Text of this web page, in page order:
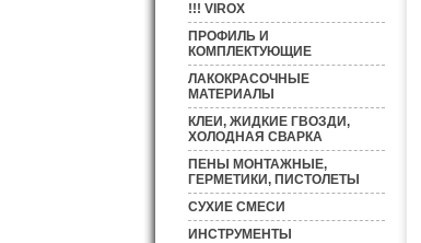
!!! VIROX
ПРОФИЛЬ И
КОМПЛЕКТУЮЩИЕ
ЛАКОКРАСОЧНЫЕ
МАТЕРИАЛЫ
КЛЕИ, ЖИДКИЕ ГВОЗДИ,
ХОЛОДНАЯ СВАРКА
ПЕНЫ МОНТАЖНЫЕ,
ГЕРМЕТИКИ, ПИСТОЛЕТЫ
СУХИЕ СМЕСИ
ИНСТРУМЕНТЫ